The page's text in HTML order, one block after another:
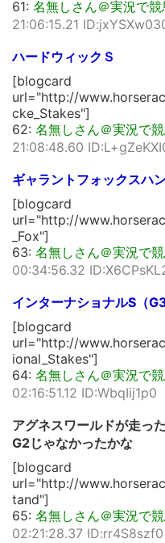
61: 名無しさん＠実況で競
21:06:15.21
ハードウィックＳ
[blogcard
url="http://
cke_Stakes"]
62: 名無しさん＠実況で
21:08:48.60
ギャラントフォックスハ
[blogcard
url="http://
_Fox"]
63: 名無しさん＠実況で
00:34:56.32
インターナショナルS（G3
[blogcard
url="http://
ional_Stakes"]
64: 名無しさん＠実況で
02:16:51.12 ID:WbqIij1p0
アグネスワールドが走っ
G2じゃなかったかな
[blogcard
url="http://
tand"]
65: 名無しさん＠実況で
02:21:28.37 ID:rr4S8szf0